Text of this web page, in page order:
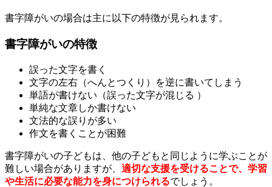
書字障がいの場合は主に以下の特徴が見られます。
書字障がいの特徴
誤った文字を書く
文字の左右（へんとつくり）を逆に書いてしまう
単語が書けない（誤った文字が混じる ）
単純な文章しか書けない
文法的な誤りが多い
作文を書くことが困難
書字障がいの子どもは、他の子どもと同じように学ぶことが
難しい場合がありますが、 適切な支援を受けることで、学習
や生活に必要な能力を身につけられるでしょう。